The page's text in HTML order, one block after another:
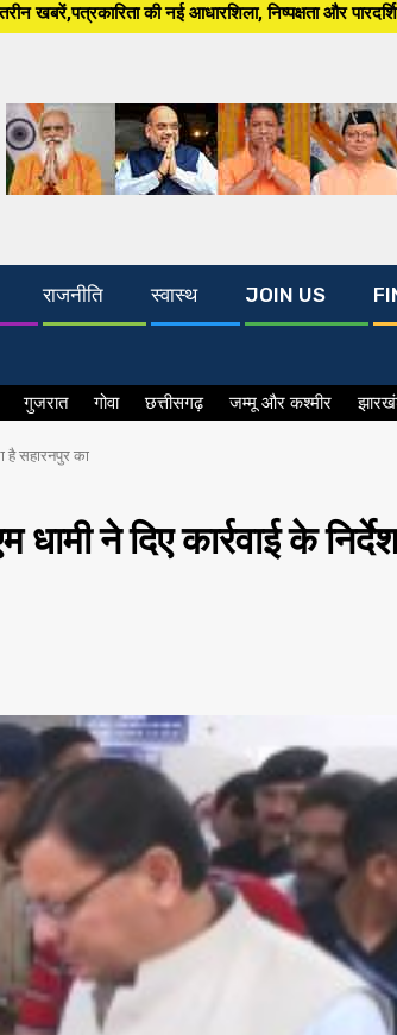
की नई आधारशिला, निष्पक्षता और पारदर्शिता अब,
राजनीति स्वास्थ JOIN US
गुजरात गोवा छत्तीसगढ़ जम्मू और कश्मीर
है सहारनपुर का
ने दिए कार्रवाई के